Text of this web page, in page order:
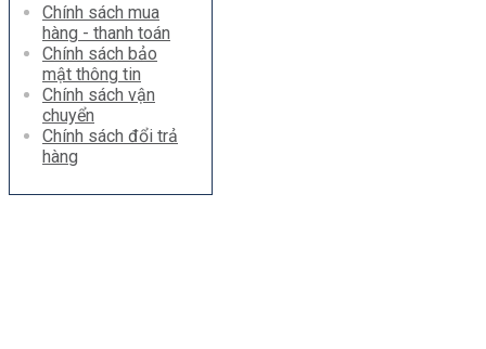
Chính sách mua
hàng - thanh toán
Chính sách bảo
mật thông tin
Chính sách vận
chuyển
Chính sách đổi trả
hàng